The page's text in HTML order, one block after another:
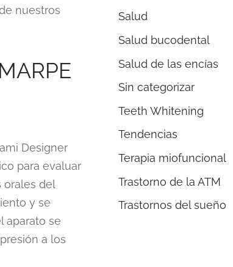
nuestros
Designer
para evaluar
orales del
y se
aparato se
a los
Salud
Salud bucodental
Salud de las encías
Sin categorizar
Teeth Whitening
Tendencias
Terapia miofuncional
Trastorno de la ATM
Trastornos del sueño